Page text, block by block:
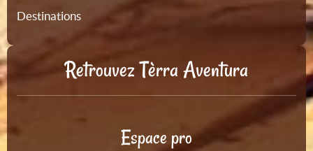
Destinations
Retrouvez Tèrra Aventura
Espace pro